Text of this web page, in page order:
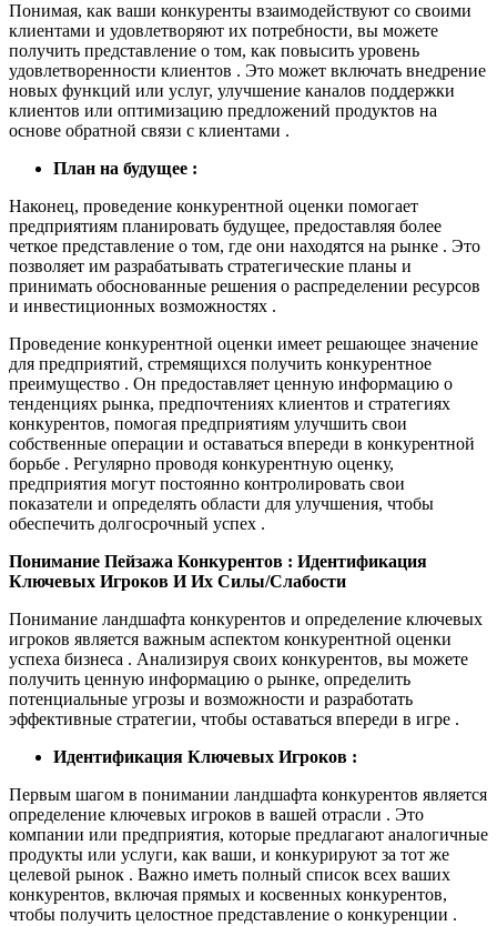
Понимая, как ваши конкуренты взаимодействуют со своими
клиентами и удовлетворяют их потребности, вы можете
получить представление о том, как повысить уровень
удовлетворенности клиентов . Это может включать внедрение
новых функций или услуг, улучшение каналов поддержки
клиентов или оптимизацию предложений продуктов на
основе обратной связи с клиентами .
План на будущее :
Наконец, проведение конкурентной оценки помогает
предприятиям планировать будущее, предоставляя более
четкое представление о том, где они находятся на рынке . Это
позволяет им разрабатывать стратегические планы и
принимать обоснованные решения о распределении ресурсов
и инвестиционных возможностях .
Проведение конкурентной оценки имеет решающее значение
для предприятий, стремящихся получить конкурентное
преимущество . Он предоставляет ценную информацию о
тенденциях рынка, предпочтениях клиентов и стратегиях
конкурентов, помогая предприятиям улучшить свои
собственные операции и оставаться впереди в конкурентной
борьбе . Регулярно проводя конкурентную оценку,
предприятия могут постоянно контролировать свои
показатели и определять области для улучшения, чтобы
обеспечить долгосрочный успех .
Понимание Пейзажа Конкурентов : Идентификация
Ключевых Игроков И Их Силы/Слабости
Понимание ландшафта конкурентов и определение ключевых
игроков является важным аспектом конкурентной оценки
успеха бизнеса . Анализируя своих конкурентов, вы можете
получить ценную информацию о рынке, определить
потенциальные угрозы и возможности и разработать
эффективные стратегии, чтобы оставаться впереди в игре .
Идентификация Ключевых Игроков :
Первым шагом в понимании ландшафта конкурентов является
определение ключевых игроков в вашей отрасли . Это
компании или предприятия, которые предлагают аналогичные
продукты или услуги, как ваши, и конкурируют за тот же
целевой рынок . Важно иметь полный список всех ваших
конкурентов, включая прямых и косвенных конкурентов,
чтобы получить целостное представление о конкуренции .